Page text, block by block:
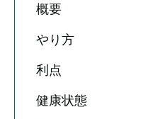
概要
やり方
利点
健康状態